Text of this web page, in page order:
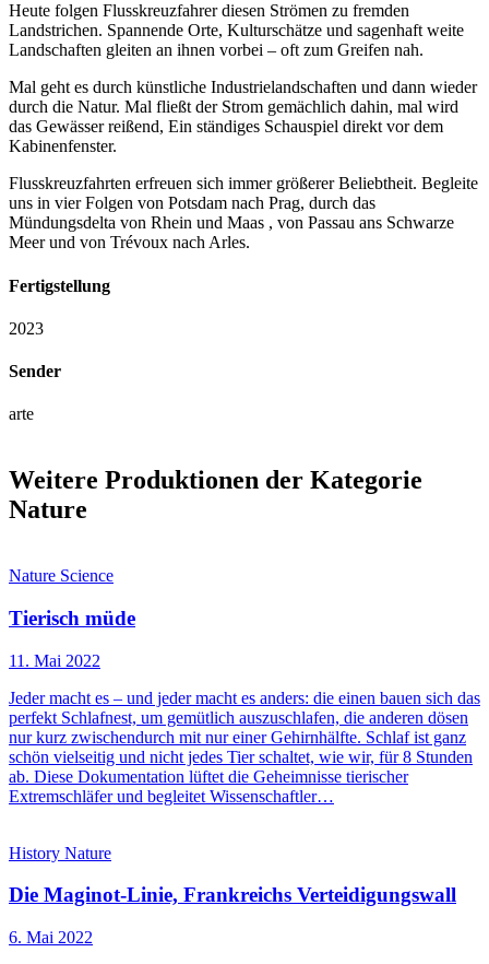
Heute folgen Flusskreuzfahrer diesen Strömen zu fremden
Landstrichen. Spannende Orte, Kulturschätze und sagenhaft weite
Landschaften gleiten an ihnen vorbei – oft zum Greifen nah.
Mal geht es durch künstliche Industrielandschaften und dann wieder
durch die Natur. Mal fließt der Strom gemächlich dahin, mal wird
das Gewässer reißend, Ein ständiges Schauspiel direkt vor dem
Kabinenfenster.
Flusskreuzfahrten erfreuen sich immer größerer Beliebtheit. Begleite
uns in vier Folgen von Potsdam nach Prag, durch das
Mündungsdelta von Rhein und Maas , von Passau ans Schwarze
Meerund von Trévoux nach Arles.
Fertigstellung
2023
Sender
arte
Weitere Produktionen der Kategorie
Nature
Nature Science
Tierisch müde
11. Mai 2022
Jeder macht es – und jeder macht es anders: die einen bauen sich das
perfekt Schlafnest, um gemütlich auszuschlafen, die anderen dösen
nur kurz zwischendurch mit nur einer Gehirnhälfte. Schlaf ist ganz
schön vielseitig und nicht jedes Tier schaltet, wie wir, für 8 Stunden
ab. Diese Dokumentation lüftet die Geheimnisse tierischer
Extremschläfer und begleitet Wissenschaftler…
History Nature
Die Maginot-Linie, Frankreichs Verteidigungswall
6. Mai 2022